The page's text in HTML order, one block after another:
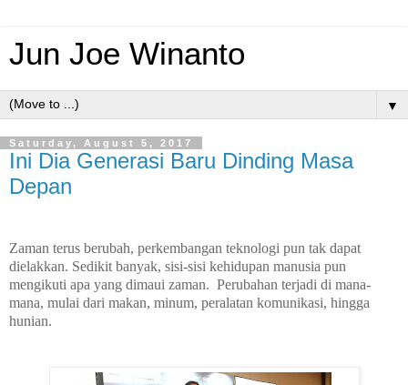
Jun Joe Winanto
▼
Saturday, August 5, 2017
Ini Dia Generasi Baru Dinding Masa
Depan
Zaman terus berubah, perkembangan teknologi pun tak dapat
dielakkan. Sedikit banyak, sisi-sisi kehidupan manusia pun
mengikuti apa yang dimaui zaman. Perubahan terjadi di mana-
mana, mulai dari makan, minum, peralatan komunikasi, hingga
hunian.